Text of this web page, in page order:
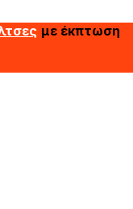
με έκπτωση